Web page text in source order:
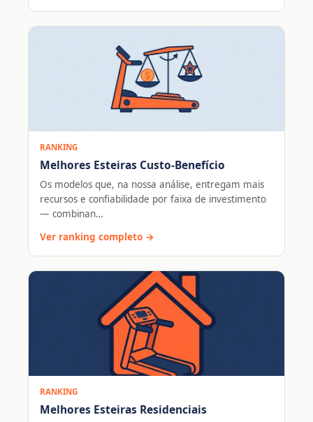
RANKING
Melhores Esteiras Custo-Benefício
Os modelos que, na nossa análise, entregam mais
recursos e confiabilidade por faixa de investimento
— combinan…
Ver ranking completo →
RANKING
Melhores Esteiras Residenciais